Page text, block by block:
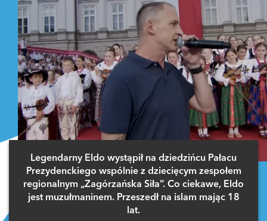
Legendarny Eldo wystąpił na dziedzińcu Pałacu
Prezydenckiego wspólnie z dziecięcym zespołem
regionalnym „Zagórzańska Siła”. Co ciekawe, Eldo
jest muzułmaninem. Przeszedł na islam mając 18
lat.